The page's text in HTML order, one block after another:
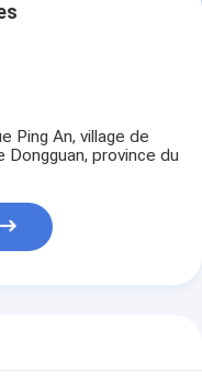
Ping An, village de
Dongguan, province du